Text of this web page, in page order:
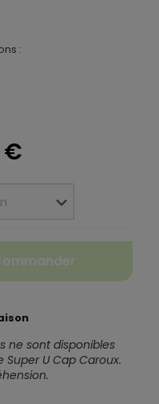
:
€
ne sont disponibles
U Cap Caroux.